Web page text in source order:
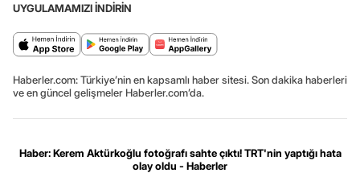
UYGULAMAMIZI İNDİRİN
Haberler.com: Türkiye’nin en kapsamlı haber sitesi. Son dakika haberleri
ve en güncel gelişmeler Haberler.com’da.
Haber: Kerem Aktürkoğlu fotoğrafı sahte çıktı! TRT'nin yaptığı hata
olay oldu - Haberler